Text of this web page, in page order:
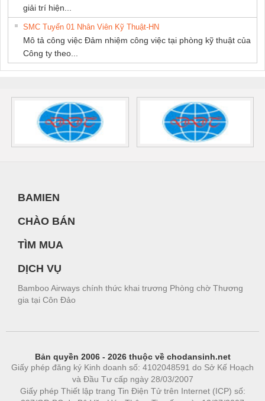
giải trí hiện...
SMC Tuyển 01 Nhân Viên Kỹ Thuật-HN
Mô tả công việc Đảm nhiệm công việc tại phòng kỹ thuật của
Công ty theo...
BAMIEN
CHÀO BÁN
TÌM MUA
DỊCH VỤ
Bamboo Airways chính thức khai trương Phòng chờ Thương
gia tại Côn Đảo
Bản quyền 2006 - 2026 thuộc về chodansinh.net
Giấy phép đăng ký Kinh doanh số: 4102048591 do Sở Kế Hoạch
và Đầu Tư cấp ngày 28/03/2007
Giấy phép Thiết lập trang Tin Điện Tử trên Internet (ICP) số: